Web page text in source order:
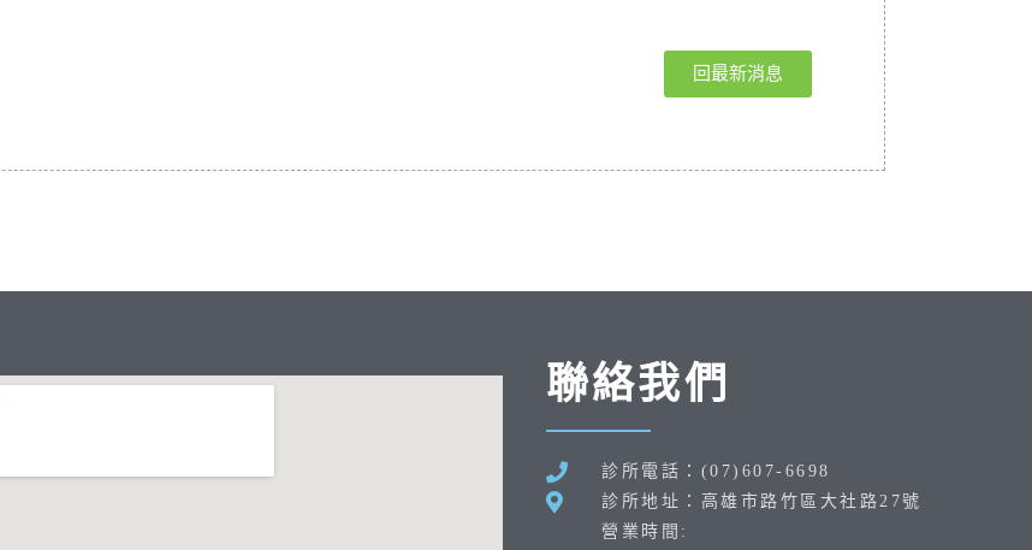
回最新消息
聯絡我們
診所電話：(07)607-6698
診所地址：高雄市路竹區大社路27號
營業時間: